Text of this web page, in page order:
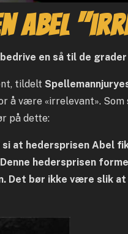
Abel
en så til de
tildelt
å være «irrelevant».
på dette:
si at hedersprisen Abel
hedersprisen
Det bør ikke være slik